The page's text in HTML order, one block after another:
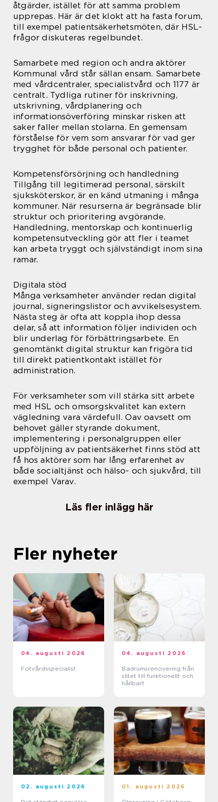
åtgärder, istället för att samma problem
upprepas. Här är det klokt att ha fasta forum,
till exempel patientsäkerhetsmöten, där HSL-
frågor diskuteras regelbundet.
Samarbete med region och andra aktörer
Kommunal vård står sällan ensam. Samarbete
med vårdcentraler, specialistvård och 1177 är
centralt. Tydliga rutiner för inskrivning,
utskrivning, vårdplanering och
informationsöverföring minskar risken att
saker faller mellan stolarna. En gemensam
förståelse för vem som ansvarar för vad ger
trygghet för både personal och patienter.
Kompetensförsörjning och handledning
Tillgång till legitimerad personal, särskilt
sjuksköterskor, är en känd utmaning i många
kommuner. När resurserna är begränsade blir
struktur och prioritering avgörande.
Handledning, mentorskap och kontinuerlig
kompetensutveckling gör att fler i teamet
kan arbeta tryggt och självständigt inom sina
ramar.
Digitala stöd
Många verksamheter använder redan digital
journal, signeringslistor och avvikelsesystem.
Nästa steg är ofta att koppla ihop dessa
delar, så att information följer individen och
blir underlag för förbättringsarbete. En
genomtänkt digital struktur kan frigöra tid
till direkt patientkontakt istället för
administration.
För verksamheter som vill stärka sitt arbete
med HSL och omsorgskvalitet kan extern
vägledning vara värdefull. Oav oavsett om
behovet gäller styrande dokument,
implementering i personalgruppen eller
uppföljning av patientsäkerhet finns stöd att
få hos aktörer som har lång erfarenhet av
både socialtjänst och hälso- och sjukvård, till
exempel Varav.
Läs fler inlägg här
Fler nyheter
04. augusti 2026
Fotvårdsspecialist
04. augusti 2026
Badrumsrenovering från
slitet till funktionellt och
hållbart
02. augusti 2026 01. augusti 2026